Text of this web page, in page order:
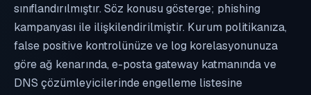
sınıflandırılmıştır. Söz konusu gösterge; phishing
kampanyası ile ilişkilendirilmiştir. Kurum politikanıza,
false positive kontrolünüze ve log korelasyonunuza
göre ağ kenarında, e-posta gateway katmanında ve
DNS çözümleyicilerinde engelleme listesine